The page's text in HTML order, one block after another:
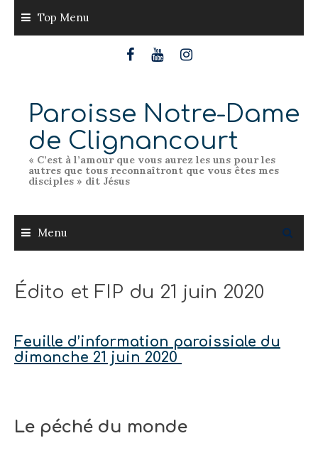
content
Top Menu
Paroisse Notre-Dame
de Clignancourt
« C’est à l’amour que vous aurez les uns pour les
autres que tous reconnaîtront que vous êtes mes
disciples » dit Jésus
Menu
Édito et FIP du 21 juin 2020
Feuille d’information paroissiale du
dimanche 21 juin 2020
Le péché du monde